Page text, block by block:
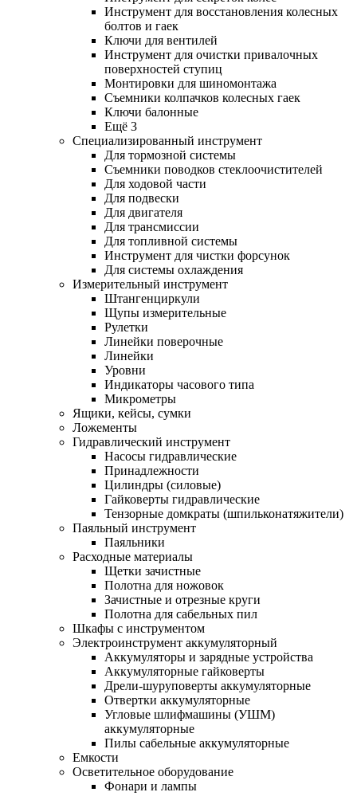
Инструмент для восстановления колесных
болтов и гаек
Ключи для вентилей
Инструмент для очистки привалочных
поверхностей ступиц
Монтировки для шиномонтажа
Съемники колпачков колесных гаек
Ключи балонные
Ещё 3
Специализированный инструмент
Для тормозной системы
Съемники поводков стеклоочистителей
Для ходовой части
Для подвески
Для двигателя
Для трансмиссии
Для топливной системы
Инструмент для чистки форсунок
Для системы охлаждения
Измерительный инструмент
Штангенциркули
Щупы измерительные
Рулетки
Линейки поверочные
Линейки
Уровни
Индикаторы часового типа
Микрометры
Ящики, кейсы, сумки
Ложементы
Гидравлический инструмент
Насосы гидравлические
Принадлежности
Цилиндры (силовые)
Гайковерты гидравлические
Тензорные домкраты (шпильконатяжители)
Паяльный инструмент
Паяльники
Расходные материалы
Щетки зачистные
Полотна для ножовок
Зачистные и отрезные круги
Полотна для сабельных пил
Шкафы с инструментом
Электроинструмент аккумуляторный
Аккумуляторы и зарядные устройства
Аккумуляторные гайковерты
Дрели-шуруповерты аккумуляторные
Отвертки аккумуляторные
Угловые шлифмашины (УШМ)
аккумуляторные
Пилы сабельные аккумуляторные
Емкости
Осветительное оборудование
Фонари и лампы